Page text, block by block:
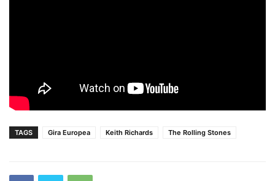
TAGS Gira Europea Keith Richards The Rolling Stones